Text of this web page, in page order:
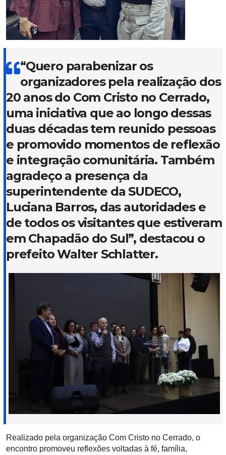
“Quero parabenizar os
organizadores pela realização dos
20 anos do Com Cristo no Cerrado,
uma iniciativa que ao longo dessas
duas décadas tem reunido pessoas
e promovido momentos de reflexão
e integração comunitária. Também
agradeço a presença da
superintendente da SUDECO,
Luciana Barros, das autoridades e
de todos os visitantes que estiveram
em Chapadão do Sul”, destacou o
prefeito Walter Schlatter.
Realizado pela organização Com Cristo no Cerrado, o
encontro promoveu reflexões voltadas à fé, família,